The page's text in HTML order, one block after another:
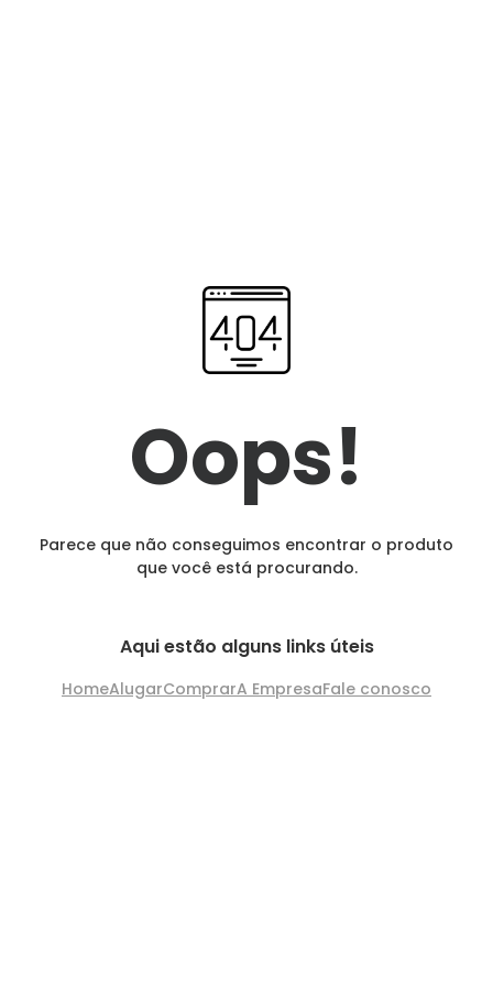
Oops!
Parece que não conseguimos encontrar o produto
que você está procurando.
Aqui estão alguns links úteis
HomeAlugarComprarA EmpresaFale conosco